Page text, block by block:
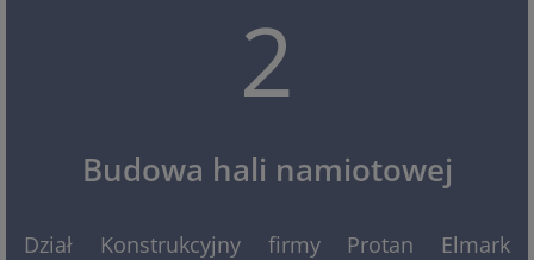
2
Budowa hali namiotowej
Dział Konstrukcyjny firmy Protan Elmark